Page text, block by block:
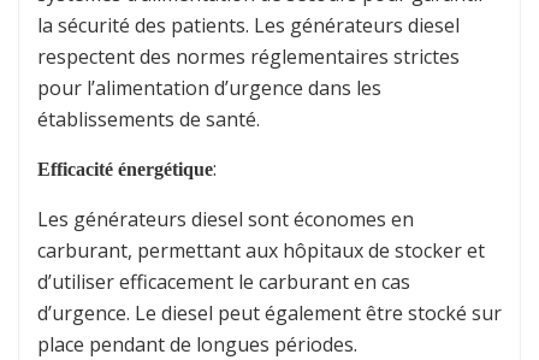
la sécurité des patients. Les générateurs diesel
respectent des normes réglementaires strictes
pour l’alimentation d’urgence dans les
établissements de santé.
Efficacité énergétique:
Les générateurs diesel sont économes en
carburant, permettant aux hôpitaux de stocker et
d’utiliser efficacement le carburant en cas
d’urgence. Le diesel peut également être stocké sur
place pendant de longues périodes.